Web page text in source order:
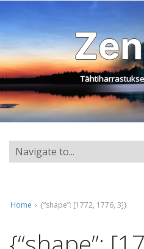
Home › {“shape”: [1772, 1776, 3]}